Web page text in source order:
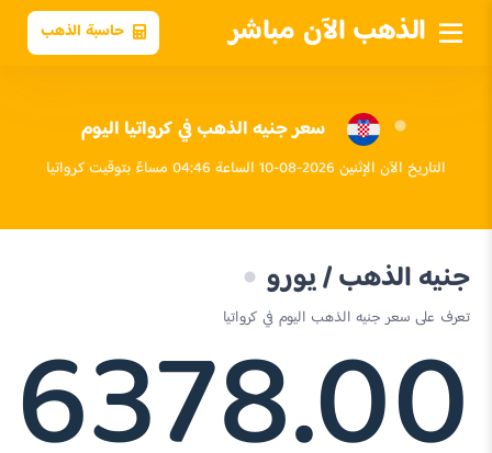
الذهب الآن مباشر حاسبة الذهب
سعر جنيه الذهب في كرواتيا اليوم
التاريخ الآن الإثنين 2026-08-10 الساعة 04:46 مساءً بتوقيت كرواتيا
جنيه الذهب / يورو
تعرف على سعر جنيه الذهب اليوم في كرواتيا